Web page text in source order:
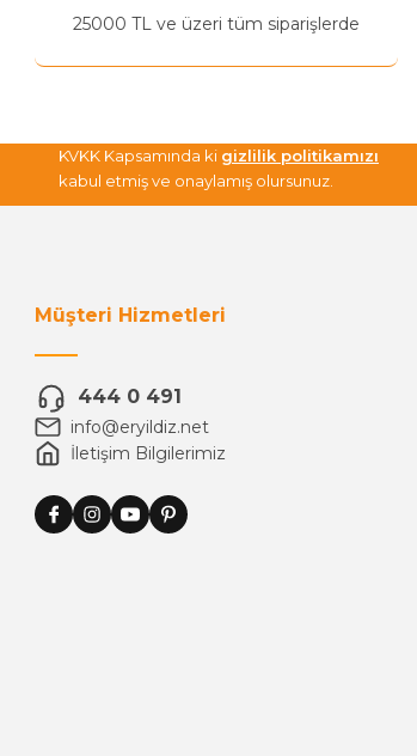
25000 TL ve üzeri tüm siparişlerde
KVKK Kapsamında ki gizlilik politikamızı
kabul etmiş ve onaylamış olursunuz.
Müşteri Hizmetleri
444 0 491
info@eryildiz.net
İletişim Bilgilerimiz